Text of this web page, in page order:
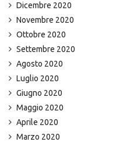
Dicembre 2020
Novembre 2020
Ottobre 2020
Settembre 2020
Agosto 2020
Luglio 2020
Giugno 2020
Maggio 2020
Aprile 2020
Marzo 2020